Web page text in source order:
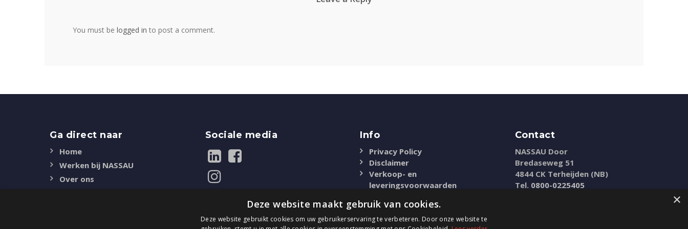
You must be logged in to post a comment.
Ga direct naar
Home
Werken bij NASSAU
Over ons
Sociale media Info
Privacy Policy
Disclaimer
Verkoop- en
leveringsvoorwaarden
Contact
NASSAU Door
Bredaseweg 51
4844 CK Terheijden (NB)
Tel. 0800-0225405
×
Deze website maakt gebruik van cookies.
Deze website gebruikt cookies om uw gebruikerservaring te verbeteren. Door onze website te